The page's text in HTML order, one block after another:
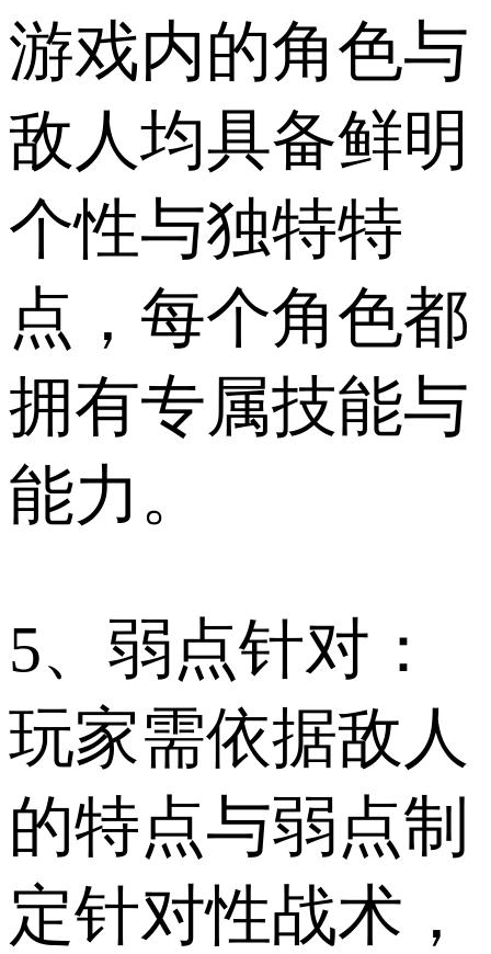
游戏内的角色与
敌人均具备鲜明
个性与独特特
点，每个角色都
拥有专属技能与
能力。
5、弱点针对：
玩家需依据敌人
的特点与弱点制
定针对性战术，